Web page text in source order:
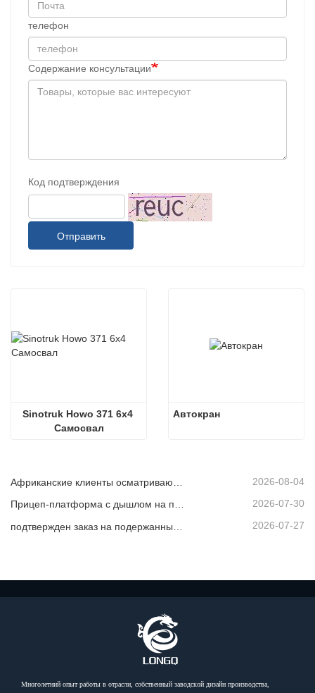
телефон
Содержание консультации
Код подтверждения
Отправить
Sinotruk Howo 371 6x4
Самосвал
Автокран
2026-08-04
Прицеп-платформа с дышлом на продажу 2026-07-30
2026-07-27
Многолетний опыт работы в отрасли, собственный заводской дизайн производства,